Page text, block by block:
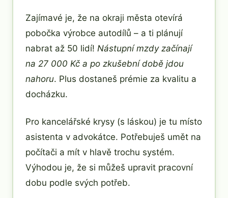
Zajímavé je, že na okraji města otevírá
pobočka výrobce autodílů – a ti plánují
nabrat až 50 lidí! Nástupní mzdy začínají
na 27 000 Kč a po zkušební době jdou
nahoru. Plus dostaneš prémie za kvalitu a
docházku.
Pro kancelářské krysy (s láskou) je tu místo
asistenta v advokátce. Potřebuješ umět na
počítači a mít v hlavě trochu systém.
Výhodou je, že si můžeš upravit pracovní
dobu podle svých potřeb.